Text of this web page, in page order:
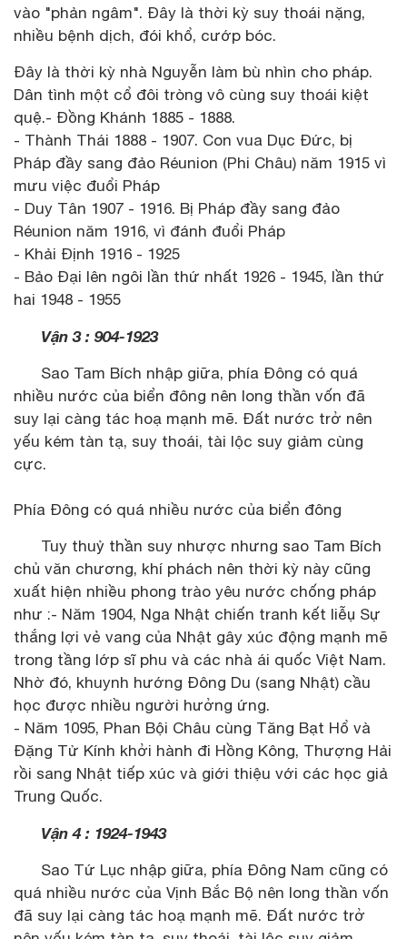
vào "phản ngâm". Đây là thời kỳ suy thoái nặng,
nhiều bệnh dịch, đói khổ, cướp bóc.
Đây là thời kỳ nhà Nguyễn làm bù nhìn cho pháp.
Dân tình một cổ đôi tròng vô cùng suy thoái kiệt
quệ.- Đồng Khánh 1885 - 1888.
- Thành Thái 1888 - 1907. Con vua Dục Đức, bị
Pháp đầy sang đảo Réunion (Phi Châu) năm 1915 vì
mưu việc đuổi Pháp
- Duy Tân 1907 - 1916. Bị Pháp đầy sang đảo
Réunion năm 1916, vì đánh đuổi Pháp
- Khải Định 1916 - 1925
- Bảo Đại lên ngôi lần thứ nhất 1926 - 1945, lần thứ
hai 1948 - 1955
Vận 3 : 904-1923
Sao Tam Bích nhập giữa, phía Đông có quá
nhiều nước của biển đông nên long thần vốn đã
suy lại càng tác hoạ mạnh mẽ. Đất nước trở nên
yếu kém tàn tạ, suy thoái, tài lộc suy giảm cùng
cực.
Phía Đông có quá nhiều nước của biển đông
Tuy thuỷ thần suy nhược nhưng sao Tam Bích
chủ văn chương, khí phách nên thời kỳ này cũng
xuất hiện nhiều phong trào yêu nước chống pháp
như :- Năm 1904, Nga Nhật chiến tranh kết liễụ Sự
thắng lợi vẻ vang của Nhật gây xúc động mạnh mẽ
trong tầng lớp sĩ phu và các nhà ái quốc Việt Nam.
Nhờ đó, khuynh hướng Đông Du (sang Nhật) cầu
học được nhiều người hưởng ứng.
- Năm 1095, Phan Bội Châu cùng Tăng Bạt Hổ và
Đặng Tử Kính khởi hành đi Hồng Kông, Thượng Hải
rồi sang Nhật tiếp xúc và giới thiệu với các học giả
Trung Quốc.
Vận 4 : 1924-1943
Sao Tứ Lục nhập giữa, phía Đông Nam cũng có
quá nhiều nước của Vịnh Bắc Bộ nên long thần vốn
đã suy lại càng tác hoạ mạnh mẽ. Đất nước trở